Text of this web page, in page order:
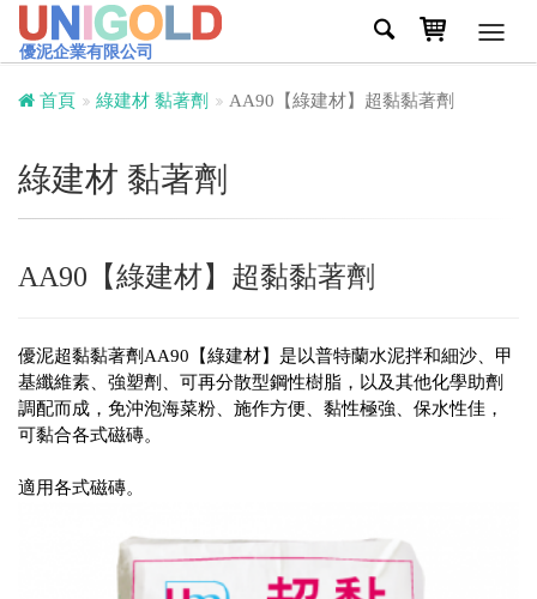
優泥企業有限公司
首頁 綠建材 黏著劑 AA90【綠建材】超黏黏著劑
綠建材 黏著劑
AA90【綠建材】超黏黏著劑
優泥超黏黏著劑AA90【綠建材】是以普特蘭水泥拌和細沙、甲
基纖維素、強塑劑、可再分散型鋼性樹脂，以及其他化學助劑
調配而成，免沖泡海菜粉、施作方便、黏性極強、保水性佳，
可黏合各式磁磚。
適用各式磁磚。